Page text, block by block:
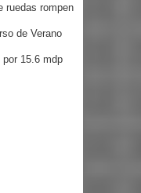
ruedas rompen
de Verano
15.6 mdp